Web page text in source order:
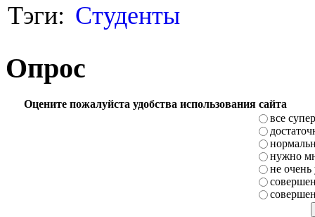
Тэги: Студенты
Опрос
Оцените пожалуйста удобства использования сайта
все супер
нужно
не очень